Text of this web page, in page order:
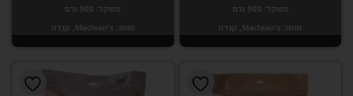
משקל: 900 גרם
מותג: Maclean's, קנדה
משקל: 900 גרם
מותג: Maclean's, קנדה